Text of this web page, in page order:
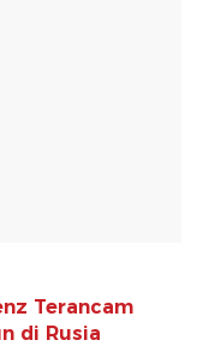
Terancam
di Rusia